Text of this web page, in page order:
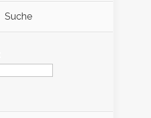
Suche